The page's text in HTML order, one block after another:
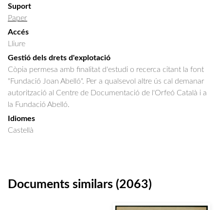
Suport
Paper
Accés
Lliure
Gestió dels drets d'explotació
Còpia permesa amb finalitat d'estudi o recerca citant la font
"Fundació Joan Abelló". Per a qualsevol altre ús cal demanar
autorització al Centre de Documentació de l'Orfeó Català i a
la Fundació Abelló.
Idiomes
Castellà
Documents similars (2063)